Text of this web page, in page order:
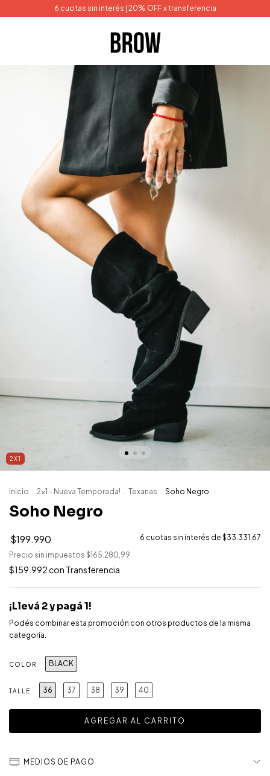
6 cuotas sin interés | 20% OFF x transferencia
2X1
Inicio . 2x1 - Nueva Temporada! . Texanas . Soho Negro
Soho Negro
$199.990 6 cuotas sin interés de $33.331,67
Precio sin impuestos $165.280,99
$159.992con Transferencia
¡Llevá 2 y pagá 1!
Podés combinar esta promoción con otros productos de la misma
categoría.
COLOR BLACK
TALLE 36 37 38 39 40
MEDIOS DE PAGO